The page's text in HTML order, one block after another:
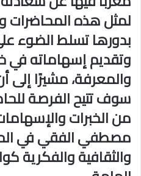
لمثل هذه المحاضرات
بدورها تسلط الضوء
وتقديم إسهاماته في
والمعرفة، مشيرًا إلى
سوف تتيح الفرصة
من الخبرات
مصطفي الفقي في
والثقافية والفكرية